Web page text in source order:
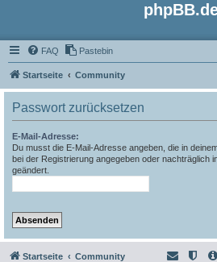
FAQ Pastebin
Startseite Community
Passwort zurücksetzen
E-Mail-Adresse:
Du musst die E-Mail-Adresse angeben, die in
bei der Registrierung angegeben oder nachträglich
geändert.
Startseite Community